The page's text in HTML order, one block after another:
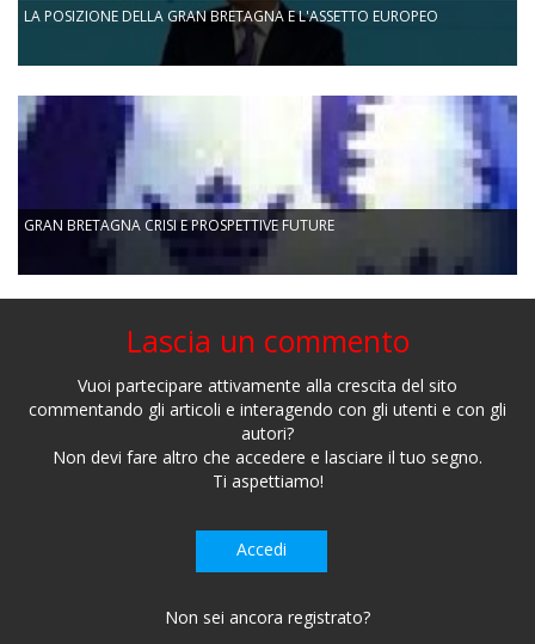
LA POSIZIONE DELLA GRAN BRETAGNA E L'ASSETTO EUROPEO
GRAN BRETAGNA CRISI E PROSPETTIVE FUTURE
Lascia un commento
Vuoi partecipare attivamente alla crescita del sito
commentando gli articoli e interagendo con gli utenti e con gli
autori?
Non devi fare altro che accedere e lasciare il tuo segno.
Ti aspettiamo!
Accedi
Non sei ancora registrato?